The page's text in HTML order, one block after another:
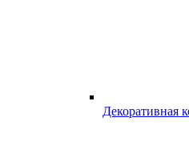
Декоративная